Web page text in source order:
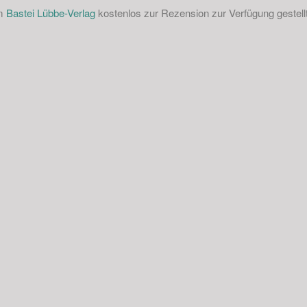
Bastei Lübbe-Verlag kostenlos zur Rezension zur Verfügung